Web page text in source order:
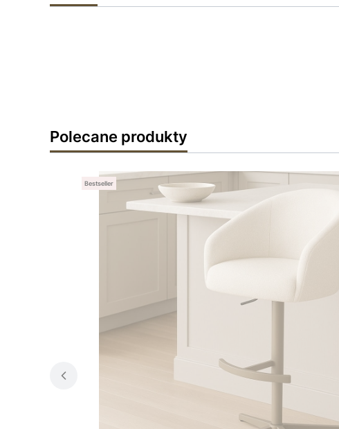
Polecane produkty
Bestseller